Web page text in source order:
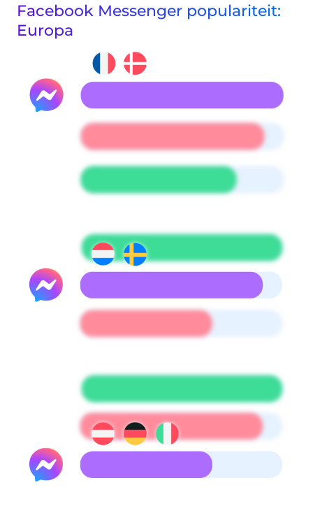
Facebook Messenger populariteit:
Europa